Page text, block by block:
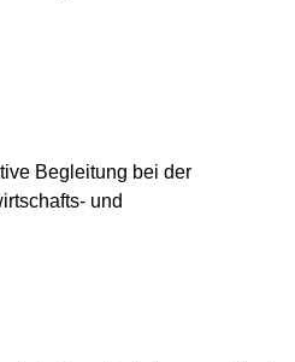
Begleitung bei der
und